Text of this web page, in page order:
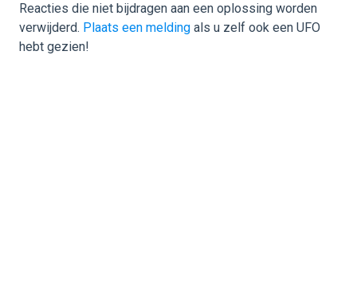
Reacties die niet bijdragen aan een oplossing worden
verwijderd. Plaats een melding als u zelf ook een UFO
hebt gezien!